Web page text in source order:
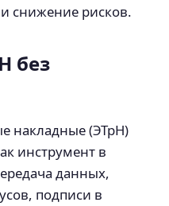
снижение рисков.
без
накладные (ЭТрН)
инструмент в
данных,
подписи в